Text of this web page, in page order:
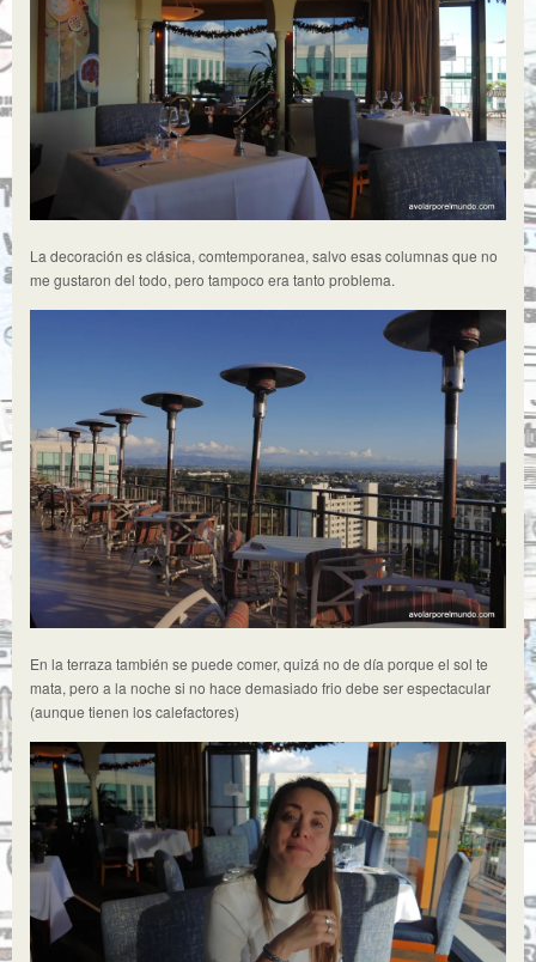
La decoración es clásica, comtemporanea, salvo esas columnas que no
me gustaron del todo, pero tampoco era tanto problema.
En la terraza también se puede comer, quizá no de día porque el sol te
mata, pero a la noche si no hace demasiado frio debe ser espectacular
(aunque tienen los calefactores)